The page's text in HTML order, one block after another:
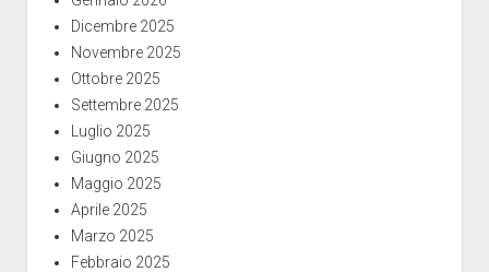
Dicembre 2025
Novembre 2025
Ottobre 2025
Settembre 2025
Luglio 2025
Giugno 2025
Maggio 2025
Aprile 2025
Marzo 2025
Febbraio 2025